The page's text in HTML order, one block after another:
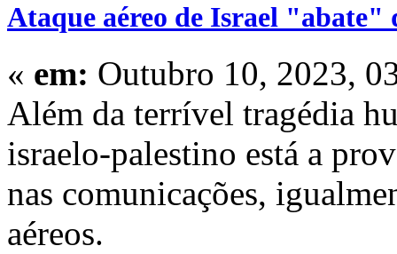
Ataque aéreo de Israel "abate"
« em: Outubro 10, 2023,
Além da terrível tragédia
israelo-palestino está a
nas comunicações,
aéreos.